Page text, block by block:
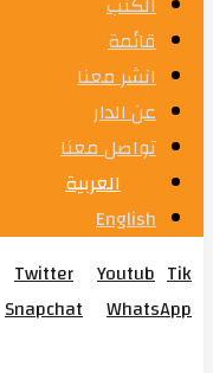
قائمة
انشر معنا
عن الدار
تواصل معنا
العربية
English
Twitter Youtub Tik
Snapchat
WhatsApp